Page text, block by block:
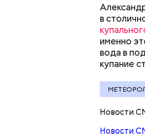
в
именно
вода в
купание
Новости
Новости
— Спрос
Как получить до 100 тысяч
рублей от государства при